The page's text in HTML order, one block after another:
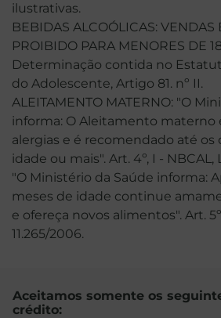
ilustrativas.
BEBIDAS ALCOÓLICAS: VENDAS
PROIBIDO PARA MENORES DE
Determinação contida no
do Adolescente, Artigo 81. nº II.
ALEITAMENTO MATERNO: "O
informa: O Aleitamento materno
alergias e é recomendado até os
idade ou mais". Art. 4º, I - NBCAL,
"O Ministério da Saúde informa:
meses de idade continue
e ofereça novos alimentos". Art.
11.265/2006.
Aceitamos somente os
crédito: